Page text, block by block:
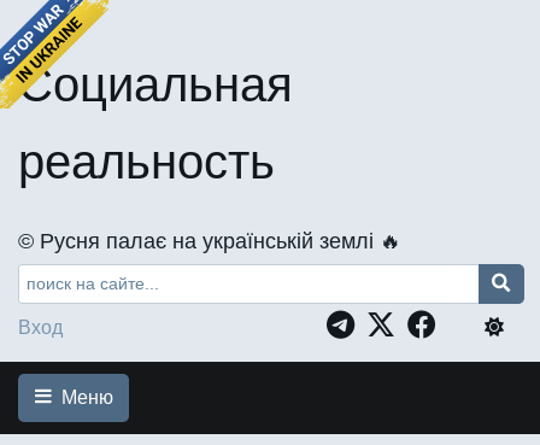
Социальная
реальность
©️ Русня палає на українській землі 🔥
Вход
Меню